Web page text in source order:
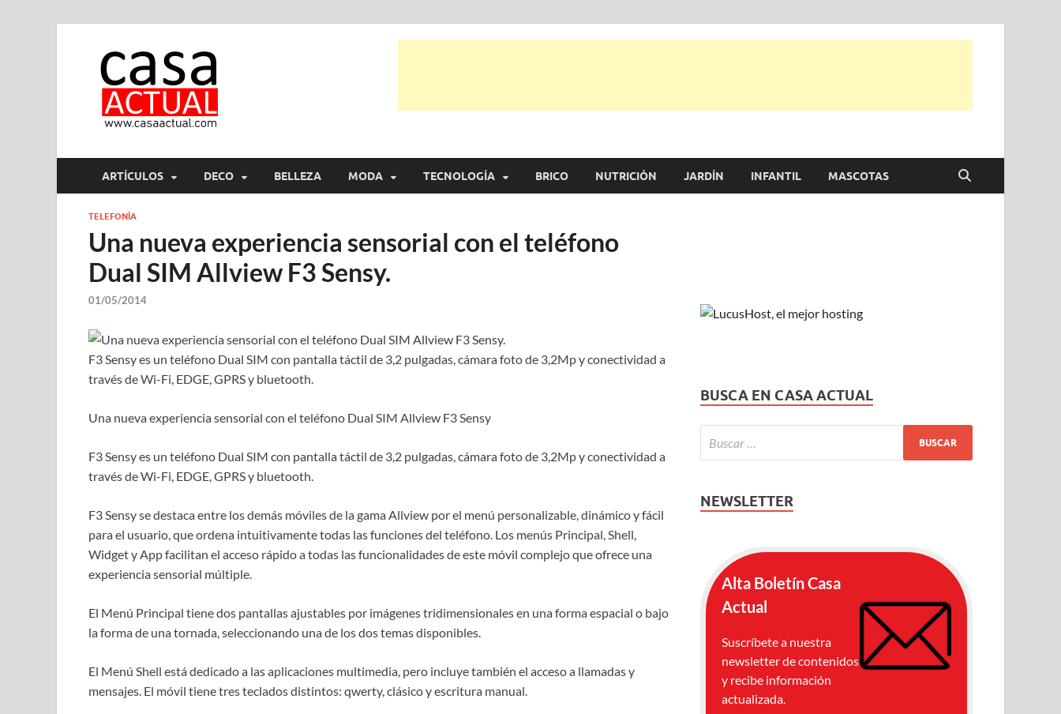
ARTÍCULOS DECO BELLEZA MODA TECNOLOGÍA BRICO NUTRICIÓN JARDÍN INFANTIL MASCOTAS
TELEFONÍA
Una nueva experiencia sensorial con el teléfono
Dual SIM Allview F3 Sensy.
01/05/2014
F3 Sensy es un teléfono Dual SIM con pantalla táctil de 3,2 pulgadas, cámara foto de 3,2Mp y conectividad a
través de Wi-Fi, EDGE, GPRS y bluetooth.
Una nueva experiencia sensorial con el teléfono Dual SIM Allview F3 Sensy
F3 Sensy es un teléfono Dual SIM con pantalla táctil de 3,2 pulgadas, cámara foto de 3,2Mp y conectividad a
través de Wi-Fi, EDGE, GPRS y bluetooth.
F3 Sensy se destaca entre los demás móviles de la gama Allview por el menú personalizable, dinámico y fácil
para el usuario, que ordena intuitivamente todas las funciones del teléfono. Los menús Principal, Shell,
Widget y App facilitan el acceso rápido a todas las funcionalidades de este móvil complejo que ofrece una
experiencia sensorial múltiple.
El Menú Principal tiene dos pantallas ajustables por imágenes tridimensionales en una forma espacial o bajo
la forma de una tornada, seleccionando una de los dos temas disponibles.
El Menú Shell está dedicado a las aplicaciones multimedia, pero incluye también el acceso a llamadas y
mensajes. El móvil tiene tres teclados distintos: qwerty, clásico y escritura manual.
BUSCA EN CASA ACTUAL
NEWSLETTER
Alta Boletín Casa
Actual
Suscríbete a nuestra
newsletter de contenidos
y recibe información
actualizada.